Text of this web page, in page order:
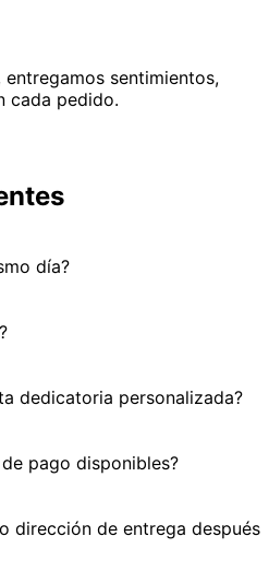
sentimientos,
cada pedido.
día?
dedicatoria personalizada?
pago disponibles?
dirección de entrega después